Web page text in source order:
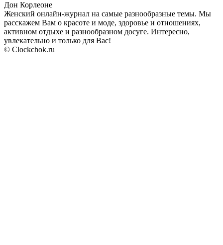
Дон Корлеоне
Женский онлайн-журнал на самые разнообразные темы. Мы
расскажем Вам о красоте и моде, здоровье и отношениях,
активном отдыхе и разнообразном досуге. Интересно,
увлекательно и только для Вас!
© Clockchok.ru